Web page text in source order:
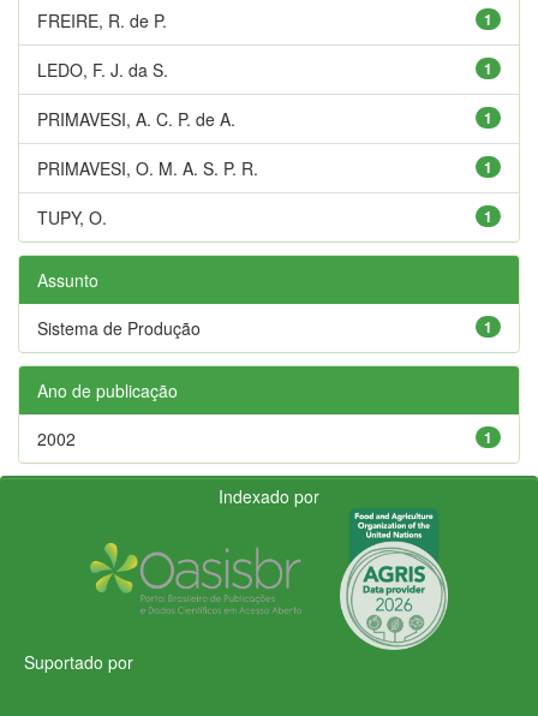
1
FREIRE, R. de P.
1
LEDO, F. J. da S.
1
PRIMAVESI, A. C. P. de A.
1
PRIMAVESI, O. M. A. S. P. R.
1
TUPY, O.
Assunto
1
Sistema de Produção
Ano de publicação
1
2002
Indexado por
Suportado por